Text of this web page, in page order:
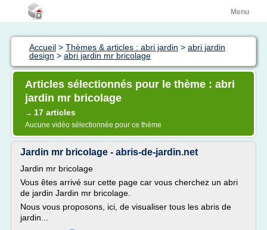
Menu
Accueil > Thèmes & articles : abri jardin > abri jardin
design > abri jardin mr bricolage
Articles sélectionnés pour le thème : abri
jardin mr bricolage
→ 17 articles
Aucune vidéo sélectionnée pour ce thème
Jardin mr bricolage - abris-de-jardin.net
Jardin mr bricolage
Vous êtes arrivé sur cette page car vous cherchez un abri
de jardin Jardin mr bricolage.
Nous vous proposons, ici, de visualiser tous les abris de
jardin...